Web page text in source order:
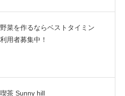
菜を作るならベストタイミン
用者募集中！
茶 Sunny hill